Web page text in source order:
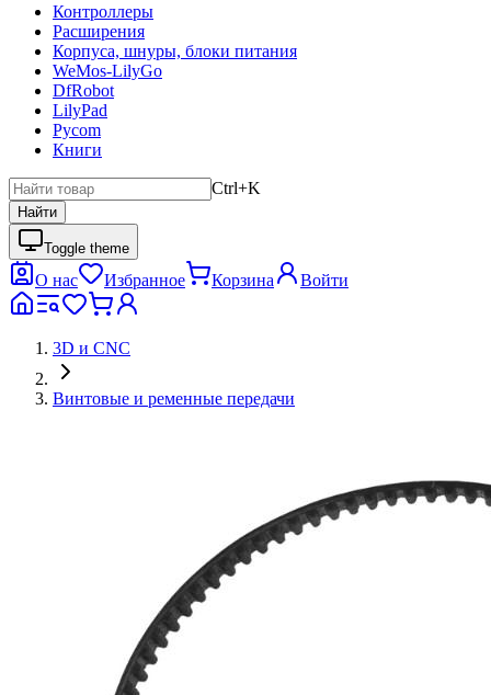
Контроллеры
Расширения
Корпуса, шнуры, блоки питания
WeMos-LilyGo
DfRobot
LilyPad
Pycom
Книги
Ctrl+K
Найти
Toggle theme
О нас Избранное Корзина Войти
3D и CNC
Винтовые и ременные передачи